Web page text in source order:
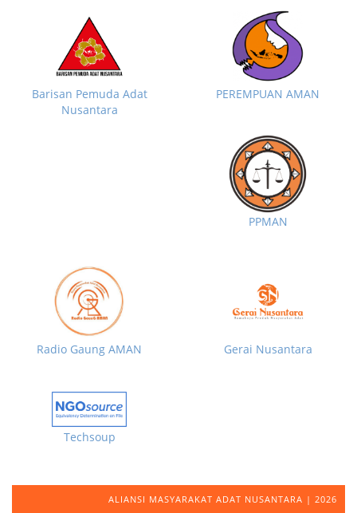
Barisan Pemuda Adat
Nusantara
PEREMPUAN AMAN
PPMAN
Radio Gaung AMAN Gerai Nusantara
Techsoup
ALIANSI MASYARAKAT ADAT NUSANTARA | 2026